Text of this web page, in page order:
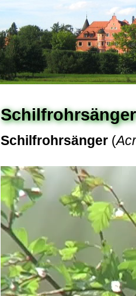
Schilfrohrsänger
Schilfrohrsänger (